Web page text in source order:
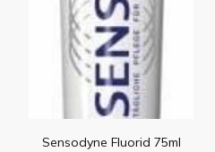
Sensodyne Fluorid 75ml